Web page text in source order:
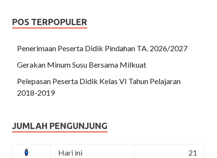
POS TERPOPULER
Penerimaan Peserta Didik Pindahan TA. 2026/2027
Gerakan Minum Susu Bersama Milkuat
Pelepasan Peserta Didik Kelas VI Tahun Pelajaran
2018-2019
JUMLAH PENGUNJUNG
Hari ini
21